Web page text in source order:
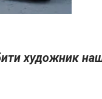
художник